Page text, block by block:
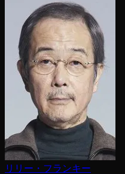
リリー・フランキー